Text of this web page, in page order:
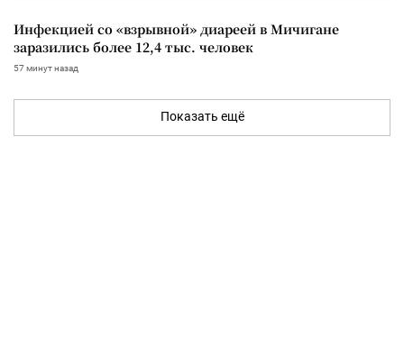
Инфекцией со «взрывной» диареей в Мичигане
заразились более 12,4 тыс. человек
57 минут назад
Показать ещё